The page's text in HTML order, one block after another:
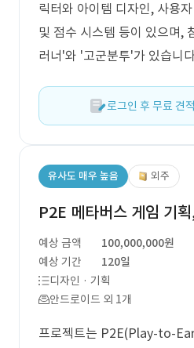
릭터와 아이템 디자인, 사용
및 점수 시스템 등이 있으며,
러너'와 '고군분투'가 있습니
로그인 후 무료 견
유사도 매우 높음 외주
P2E 메타버스 게임 기
예상 금액
100,000,000원
예상 기간
120일
디자인 · 기획
안드로이드 외 1개
프로젝트는 P2E(Play-to-